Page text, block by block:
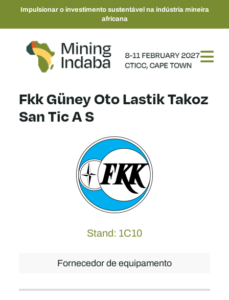
Impulsionar o investimento sustentável na indústria mineira
africana
Fkk Güney Oto Lastik Takoz
San Tic A S
Stand: 1C10
Fornecedor de equipamento